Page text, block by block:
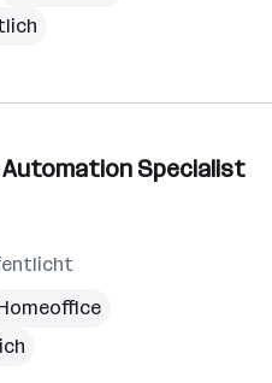
Automation Specialist